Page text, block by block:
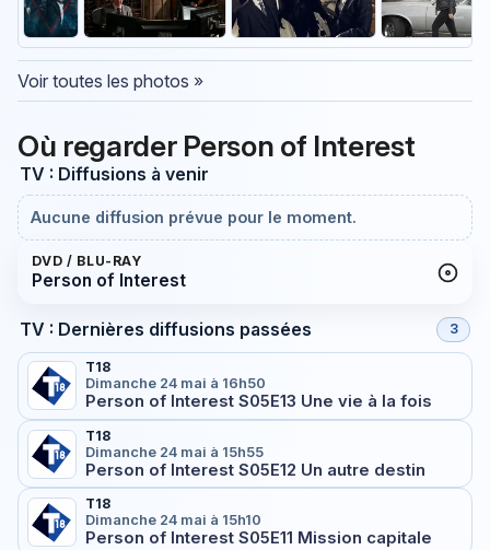
Voir toutes les photos »
Où regarder Person of Interest
TV : Diffusions à venir
Aucune diffusion prévue pour le moment.
DVD / BLU-RAY
Person of Interest
TV : Dernières diffusions passées 3
T18
Dimanche 24 mai à 16h50
Person of Interest S05E13 Une vie à la fois
T18
Dimanche 24 mai à 15h55
Person of Interest S05E12 Un autre destin
T18
Dimanche 24 mai à 15h10
Person of Interest S05E11 Mission capitale